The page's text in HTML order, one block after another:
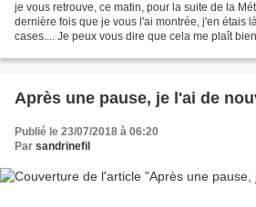
je vous retrouve, ce matin, pour la suite de la
dernière fois que je vous l'ai montrée, j'en étais
cases.... Je peux vous dire que cela me plaît
Après une pause, je l'ai de
Publié le 23/07/2018 à 06:20
Par sandrinefil